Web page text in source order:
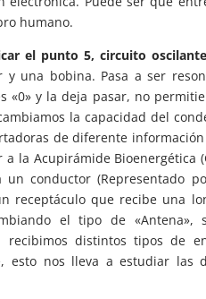
humano.
el punto 5, circuito
y una bobina. Pasa a ser
«0» y la deja pasar, no
la capacidad del
de diferente
a la Acupirámide Bioenergética
conductor (Representado
receptáculo que recibe una
el tipo de
recibimos distintos tipos de
esto nos lleva a estudiar las